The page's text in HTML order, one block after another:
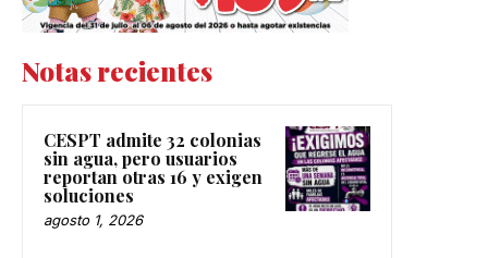
Notas recientes
CESPT admite 32 colonias
sin agua, pero usuarios
reportan otras 16 y exigen
soluciones
agosto 1, 2026